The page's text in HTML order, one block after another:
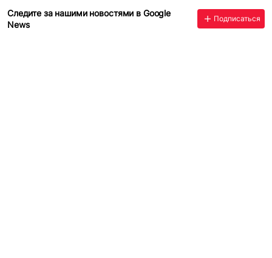
Следите за нашими новостями в Google
News
Подписаться